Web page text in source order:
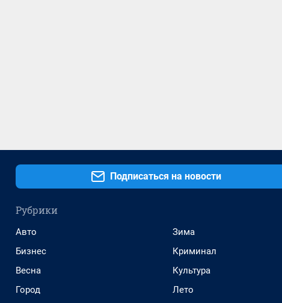
Подписаться на новости
Рубрики
Авто
Бизнес
Весна
Город
Зима
Криминал
Культура
Лето